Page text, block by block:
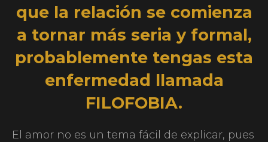
que la relación se comienza
a tornar más seria y formal,
probablemente tengas esta
enfermedad llamada
FILOFOBIA.
El amor no es un tema fácil de explicar, pues